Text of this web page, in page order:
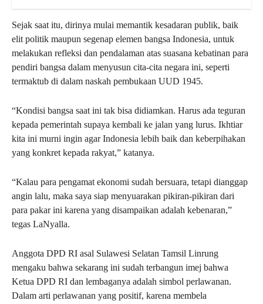
Sejak saat itu, dirinya mulai memantik kesadaran publik, baik
elit politik maupun segenap elemen bangsa Indonesia, untuk
melakukan refleksi dan pendalaman atas suasana kebatinan para
pendiri bangsa dalam menyusun cita-cita negara ini, seperti
termaktub di dalam naskah pembukaan UUD 1945.
“Kondisi bangsa saat ini tak bisa didiamkan. Harus ada teguran
kepada pemerintah supaya kembali ke jalan yang lurus. Ikhtiar
kita ini murni ingin agar Indonesia lebih baik dan keberpihakan
yang konkret kepada rakyat,” katanya.
“Kalau para pengamat ekonomi sudah bersuara, tetapi dianggap
angin lalu, maka saya siap menyuarakan pikiran-pikiran dari
para pakar ini karena yang disampaikan adalah kebenaran,”
tegas LaNyalla.
Anggota DPD RI asal Sulawesi Selatan Tamsil Linrung
mengaku bahwa sekarang ini sudah terbangun imej bahwa
Ketua DPD RI dan lembaganya adalah simbol perlawanan.
Dalam arti perlawanan yang positif, karena membela